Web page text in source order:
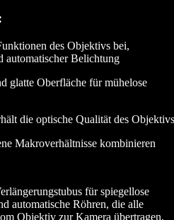
des Objektivs bei,
automatischer Belichtung
glatte Oberfläche für mühelose
die optische Qualität des Objektivs
Makroverhältnisse kombinieren
für spiegellose
automatische Röhren, die alle
Objektiv zur Kamera übertragen,